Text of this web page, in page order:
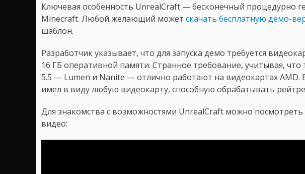
Ключевая особенность UnrealCraft — бесконечный процедурно
Minecraft. Любой желающий может скачать бесплатную демо-
шаблон.
Разработчик указывает, что для запуска демо требуется
16 ГБ оперативной памяти. Странное требование, учитывая, что
5.5 — Lumen и Nanite — отлично работают на видеокартах AMD.
имел в виду любую видеокарту, способную обрабатывать
Для знакомства с возможностями UnrealCraft можно
видео: